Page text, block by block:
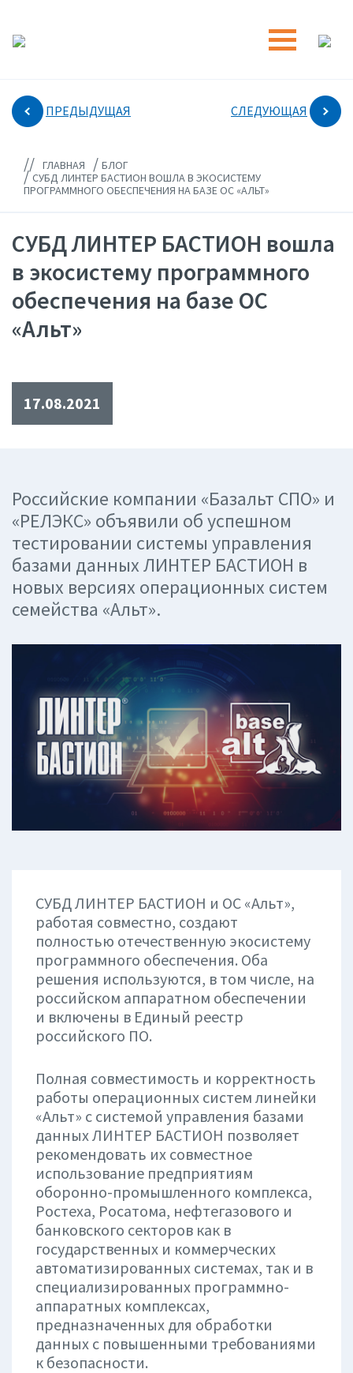
ПРЕДЫДУЩАЯ СЛЕДУЮЩАЯ
// ГЛАВНАЯ / БЛОГ
/СУБД ЛИНТЕР БАСТИОН ВОШЛА В ЭКОСИСТЕМУ
ПРОГРАММНОГО ОБЕСПЕЧЕНИЯ НА БАЗЕ ОС «АЛЬТ»
СУБД ЛИНТЕР БАСТИОН вошла
в экосистему программного
обеспечения на базе ОС
«Альт»
17.08.2021
Российские компании «Базальт СПО» и
«РЕЛЭКС» объявили об успешном
тестировании системы управления
базами данных ЛИНТЕР БАСТИОН в
новых версиях операционных систем
семейства «Альт».
СУБД ЛИНТЕР БАСТИОН и ОС «Альт»,
работая совместно, создают
полностью отечественную экосистему
программного обеспечения. Оба
решения используются, в том числе, на
российском аппаратном обеспечении
и включены в Единый реестр
российского ПО.
Полная совместимость и корректность
работы операционных систем линейки
«Альт» с системой управления базами
данных ЛИНТЕР БАСТИОН позволяет
рекомендовать их совместное
использование предприятиям
оборонно-промышленного комплекса,
Ростеха, Росатома, нефтегазового и
банковского секторов как в
государственных и коммерческих
автоматизированных системах, так и в
специализированных программно-
аппаратных комплексах,
предназначенных для обработки
данных с повышенными требованиями
к безопасности.